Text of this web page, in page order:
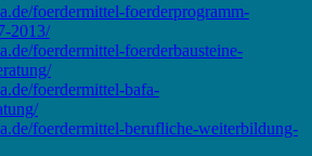
foerdermittel-foerderprogramm-
2013/
foerdermittel-foerderbausteine-
foerdermittel-bafa-
foerdermittel-berufliche-weiterbildung-